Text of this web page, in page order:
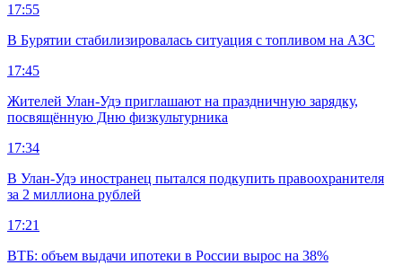
17:55
В Бурятии стабилизировалась ситуация с топливом на АЗС
17:45
Жителей Улан-Удэ приглашают на праздничную зарядку,
посвящённую Дню физкультурника
17:34
В Улан-Удэ иностранец пытался подкупить правоохранителя
за 2 миллиона рублей
17:21
ВТБ: объем выдачи ипотеки в России вырос на 38%